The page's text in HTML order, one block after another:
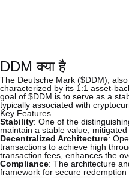
DDM क्या है
The Deutsche Mark ($DDM),
characterized by its 1:1 asset-
goal of $DDM is to serve as a
typically associated with
Key Features
Stability: One of the
maintain a stable value,
Decentralized Architecture:
transactions to achieve high
transaction fees, enhances the
Compliance: The architecture
framework for secure